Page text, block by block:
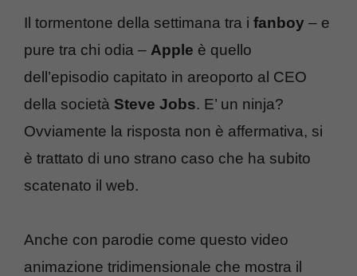
Il tormentone della settimana tra i fanboy – e
pure tra chi odia – Apple è quello
dell’episodio capitato in areoporto al CEO
della società Steve Jobs. E’ un ninja?
Ovviamente la risposta non è affermativa, si
è trattato di uno strano caso che ha subito
scatenato il web.
Anche con parodie come questo video
animazione tridimensionale che mostra il